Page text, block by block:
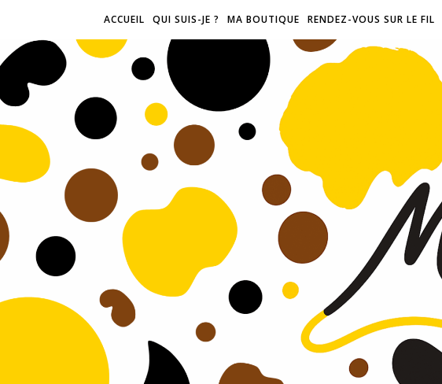
ACCUEIL QUI SUIS-JE ? MA BOUTIQUE RENDEZ-VOUS SUR LE FIL